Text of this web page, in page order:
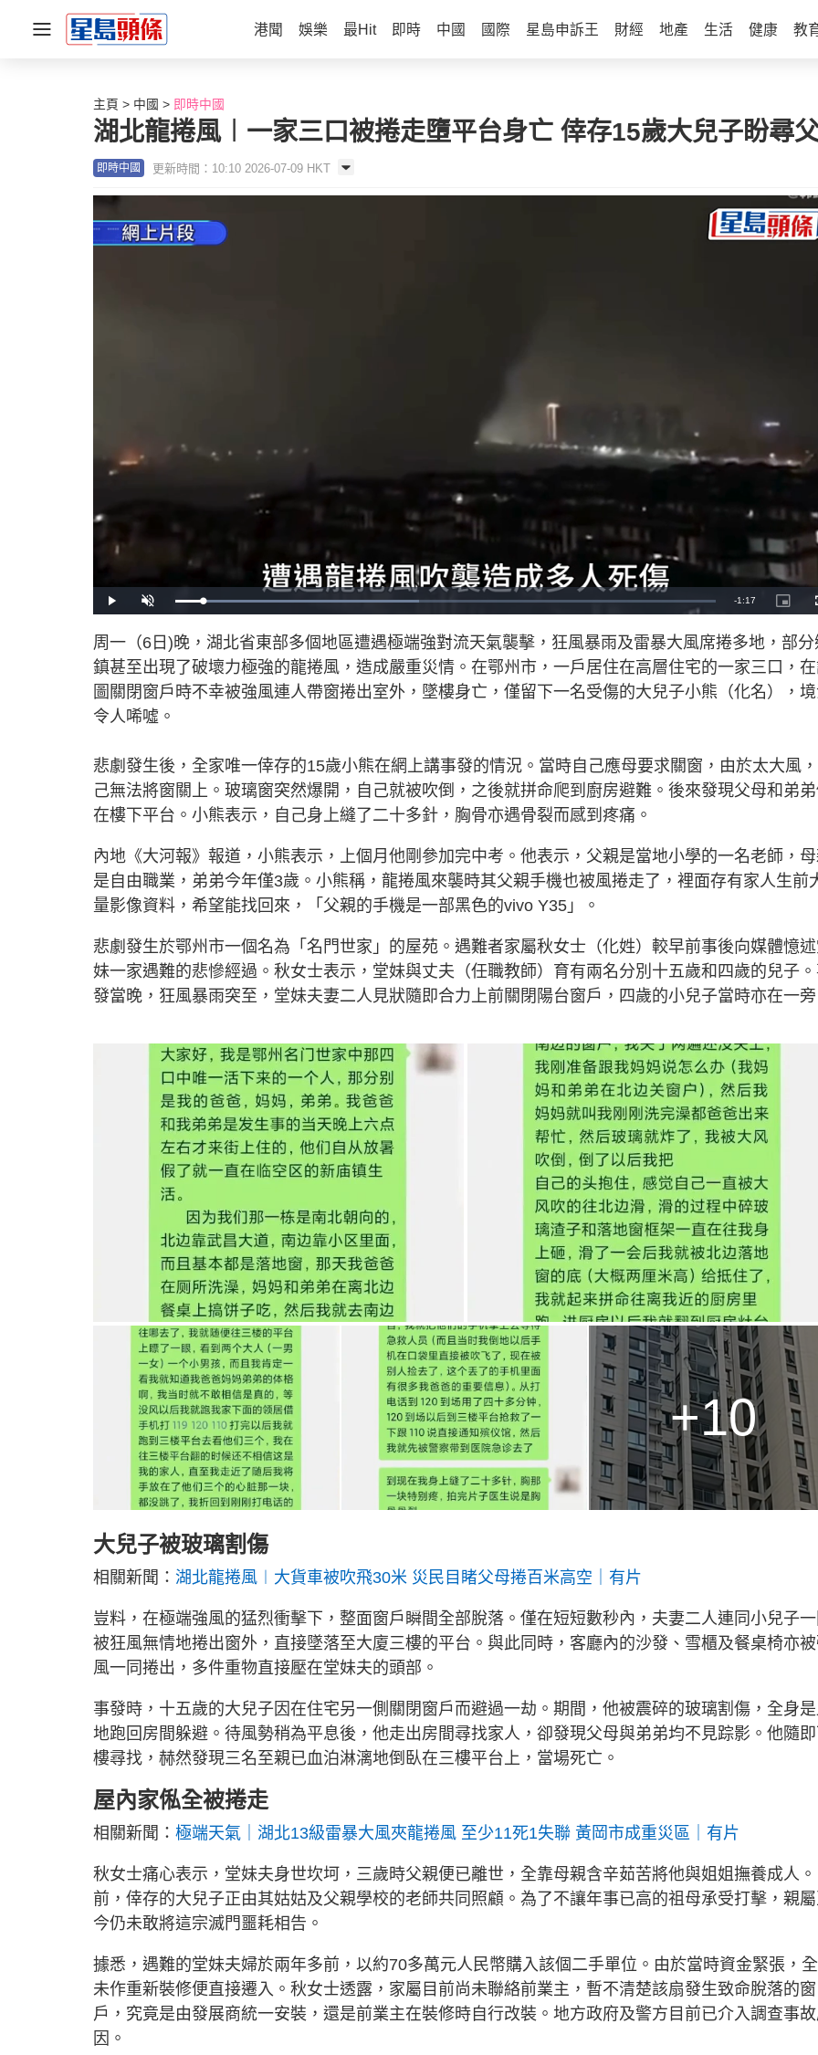
港聞 娛樂 最Hit 即時 中國 國際 星島申訴王 財經 地產 生活 健康 教
主頁 中國 即時中國
湖北龍捲風︱一家三口被捲走墮平台身亡 倖存15歲大兒子盼尋
即時中國 更新時間：10:10 2026-07-09 HKT
P
l
U
n
t
e
L
o
e
d
:
4
5
.
1
R
a
n
T
i
-1:17
P
i
t
u
r
e
周一（6日)晚，湖北省東部多個地區遭遇極端強對流天氣襲擊，狂風暴雨及雷暴大風席捲多地，部分
鎮甚至出現了破壞力極強的龍捲風，造成嚴重災情。在鄂州市，一戶居住在高層住宅的一家三口，
圖關閉窗戶時不幸被強風連人帶窗捲出室外，墜樓身亡，僅留下一名受傷的大兒子小熊（化名），
令人唏噓。
悲劇發生後，全家唯一倖存的15歲小熊在網上講事發的情況。當時自己應母要求關窗，由於太大風
己無法將窗關上。玻璃窗突然爆開，自己就被吹倒，之後就拼命爬到廚房避難。後來發現父母和弟
在樓下平台。小熊表示，自己身上縫了二十多針，胸骨亦遇骨裂而感到疼痛。
內地《大河報》報道，小熊表示，上個月他剛參加完中考。他表示，父親是當地小學的一名老師，
是自由職業，弟弟今年僅3歲。小熊稱，龍捲風來襲時其父親手機也被風捲走了，裡面存有家人生前
量影像資料，希望能找回來，「父親的手機是一部黑色的vivo Y35」。
悲劇發生於鄂州市一個名為「名門世家」的屋苑。遇難者家屬秋女士（化姓）較早前事後向媒體憶
妹一家遇難的悲慘經過。秋女士表示，堂妹與丈夫（任職教師）育有兩名分別十五歲和四歲的兒子
發當晚，狂風暴雨突至，堂妹夫妻二人見狀隨即合力上前關閉陽台窗戶，四歲的小兒子當時亦在一
+10
大兒子被玻璃割傷
相關新聞： 湖北龍捲風︱大貨車被吹飛30米 災民目睹父母捲百米高空｜有片
豈料，在極端強風的猛烈衝擊下，整面窗戶瞬間全部脫落。僅在短短數秒內，夫妻二人連同小兒子
被狂風無情地捲出窗外，直接墜落至大廈三樓的平台。與此同時，客廳內的沙發、雪櫃及餐桌椅亦
風一同捲出，多件重物直接壓在堂妹夫的頭部。
事發時，十五歲的大兒子因在住宅另一側關閉窗戶而避過一劫。期間，他被震碎的玻璃割傷，全身
地跑回房間躲避。待風勢稍為平息後，他走出房間尋找家人，卻發現父母與弟弟均不見踪影。他隨
樓尋找，赫然發現三名至親已血泊淋漓地倒臥在三樓平台上，當場死亡。
屋內家俬全被捲走
相關新聞： 極端天氣｜湖北13級雷暴大風夾龍捲風 至少11死1失聯 黃岡市成重災區｜有片
秋女士痛心表示，堂妹夫身世坎坷，三歲時父親便已離世，全靠母親含辛茹苦將他與姐姐撫養成人
前，倖存的大兒子正由其姑姑及父親學校的老師共同照顧。為了不讓年事已高的祖母承受打擊，親
今仍未敢將這宗滅門噩耗相告。
據悉，遇難的堂妹夫婦於兩年多前，以約70多萬元人民幣購入該個二手單位。由於當時資金緊張，
未作重新裝修便直接遷入。秋女士透露，家屬目前尚未聯絡前業主，暫不清楚該扇發生致命脫落的窗
戶，究竟是由發展商統一安裝，還是前業主在裝修時自行改裝。地方政府及警方目前已介入調查事
因。